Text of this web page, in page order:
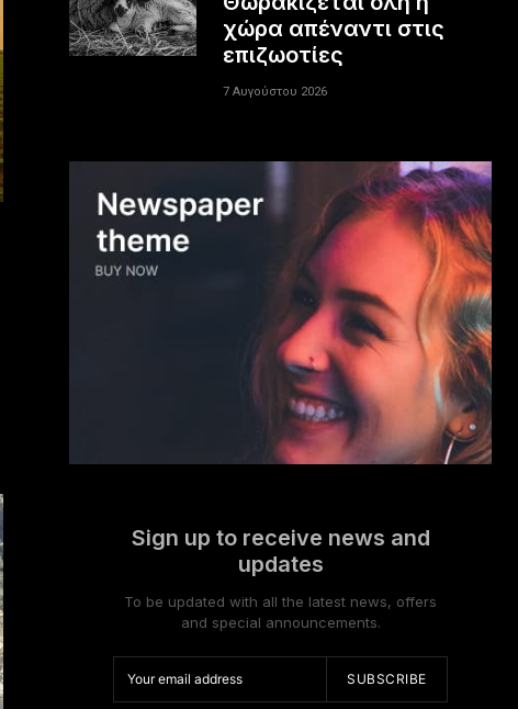
χώρα απέναντι στις
επιζωοτίες
7 Αυγούστου 2026
Sign up to receive news and
updates
To be updated with all the latest news, offers
and special announcements.
SUBSCRIBE